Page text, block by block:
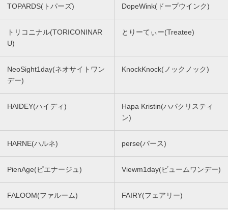
TOPARDS(トパーズ) DopeWink(ドープウインク)
トリコニナル(TORICONINAR
U)
とりーてぃー(Treatee)
NeoSight1day(ネオサイトワン
デー)
KnockKnock(ノックノック)
HAIDEY(ハイディ)
Hapa Kristin(ハパクリスティ
ン)
HARNE(ハルネ) perse(パース)
PienAge(ピエナージュ) Viewm1day(ビュームワンデー)
FALOOM(ファルーム) FAIRY(フェアリー)